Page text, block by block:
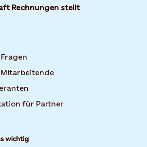
Rechnungen stellt
für Partner
wichtig